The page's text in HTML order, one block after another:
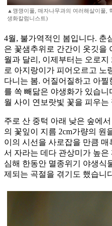
▲깽깽이풀, 매자나무과의 여러해살이풀,
생화칼럼니스트)
4월, 불가역적인 봄입니다. 춘
은 꽃샘추위로 간간이 옷깃을
월과 달리, 이제부터는 오로지
로 아지랑이가 피어오르고 노
다니는 봄. 어질어질하고 아찔
를 쏙 빼닮은 야생화가 있습
월 사이 연보랏빛 꽃을 피우는
주로 산 중턱 아래 낮은 숲에
의 꽃잎이 지름 2cm가량의 원
이의 시선을 사로잡을 만큼 매
서 자라는 데다 관상미가 높은
심해 한동안 멸종위기 야생식
제되는 곡절을 겪기도 했습니